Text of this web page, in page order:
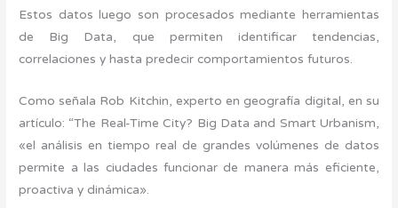
Estos datos luego son procesados mediante herramientas
de Big Data, que permiten identificar tendencias,
correlaciones y hasta predecir comportamientos futuros.
Como señala Rob Kitchin, experto en geografía digital, en su
artículo: “The Real-Time City? Big Data and Smart Urbanism,
«el análisis en tiempo real de grandes volúmenes de datos
permite a las ciudades funcionar de manera más eficiente,
proactiva y dinámica».